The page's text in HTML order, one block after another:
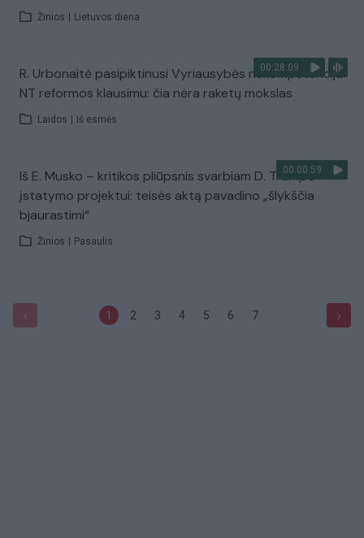
Žinios Lietuvos diena
00:28:09
R. Urbonaitė pasipiktinusi Vyriausybės nekompetencija
NT reformos klausimu: čia nėra raketų mokslas
Laidos Iš esmės
00:00:59
Iš E. Musko – kritikos pliūpsnis svarbiam D. Trumpo
įstatymo projektui: teisės aktą pavadino „šlykščia
bjaurastimi“
Žinios Pasaulis
‹ 1 2 3 4 5 6 7 ›